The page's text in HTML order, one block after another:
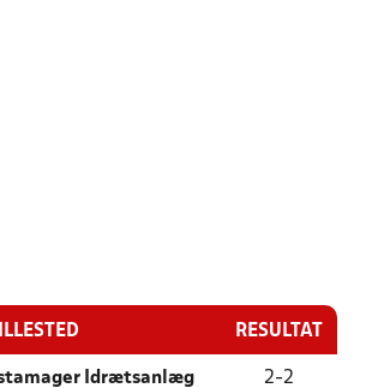
RESULTAT
Idrætsanlæg 2-2